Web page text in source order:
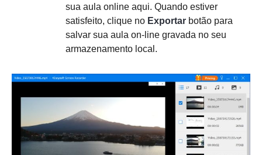
sua aula online aqui. Quando estiver
satisfeito, clique no Exportar botão para
salvar sua aula on-line gravada no seu
armazenamento local.